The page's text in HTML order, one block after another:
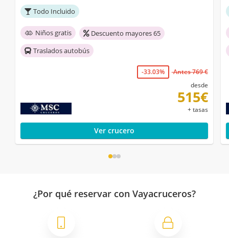
Todo Incluido
Niños gratis
Descuento mayores 65
Traslados autobús
-33.03%
Antes 769 €
desde
515€
+ tasas
Ver crucero
¿Por qué reservar con Vayacruceros?